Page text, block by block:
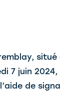
situé
7 juin 2024,
de